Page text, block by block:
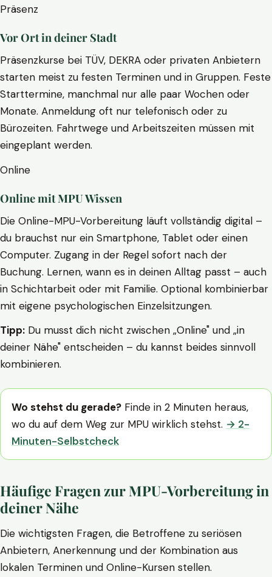
Präsenz
Vor Ort in deiner Stadt
Präsenzkurse bei TÜV, DEKRA oder privaten Anbietern
starten meist zu festen Terminen und in Gruppen. Feste
Starttermine, manchmal nur alle paar Wochen oder
Monate. Anmeldung oft nur telefonisch oder zu
Bürozeiten. Fahrtwege und Arbeitszeiten müssen mit
eingeplant werden.
Online
Online mit MPU Wissen
Die Online-MPU-Vorbereitung läuft vollständig digital –
du brauchst nur ein Smartphone, Tablet oder einen
Computer. Zugang in der Regel sofort nach der
Buchung. Lernen, wann es in deinen Alltag passt – auch
in Schichtarbeit oder mit Familie. Optional kombinierbar
mit eigene psychologischen Einzelsitzungen.
Tipp: Du musst dich nicht zwischen „Online" und „in
deiner Nähe" entscheiden – du kannst beides sinnvoll
kombinieren.
Wo stehst du gerade? Finde in 2 Minuten heraus,
wo du auf dem Weg zur MPU wirklich stehst. → 2-
Minuten-Selbstcheck
Häufige Fragen zur MPU-Vorbereitung in
deiner Nähe
Die wichtigsten Fragen, die Betroffene zu seriösen
Anbietern, Anerkennung und der Kombination aus
lokalen Terminen und Online-Kursen stellen.